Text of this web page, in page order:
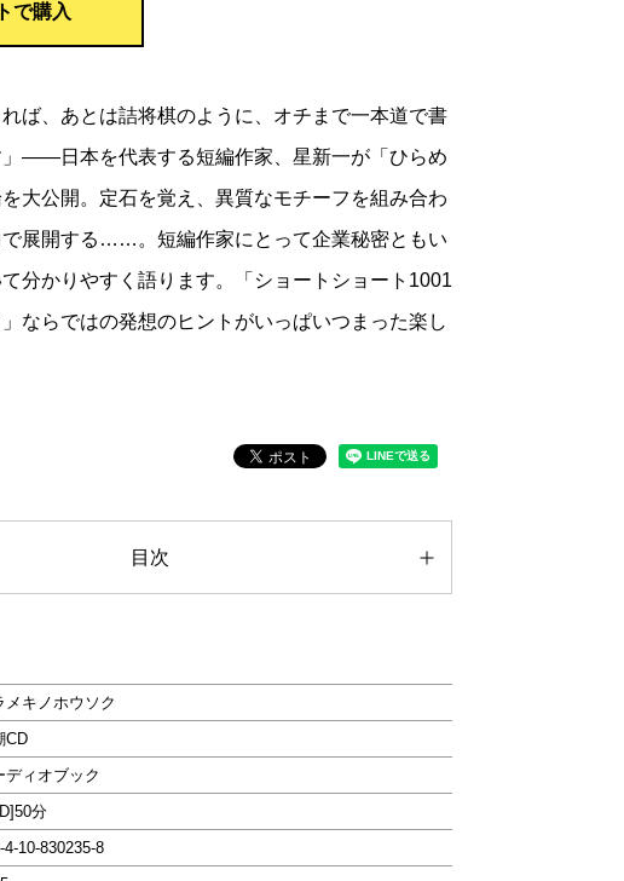
で購入
れば、あとは詰将棋のように、オチまで一本道で書
」――日本を代表する短編作家、星新一が「ひらめ
大公開。定石を覚え、異質なモチーフを組み合わ
展開する……。短編作家にとって企業秘密ともい
分かりやすく語ります。「ショートショート1001
ならではの発想のヒントがいっぱいつまった楽し
目次
メキノホウソク
CD
ディオブック
分
4-10-830235-8